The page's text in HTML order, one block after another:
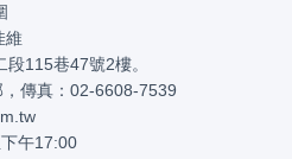
維
115巷47號2樓。
傳真：02-6608-7539
午17:00